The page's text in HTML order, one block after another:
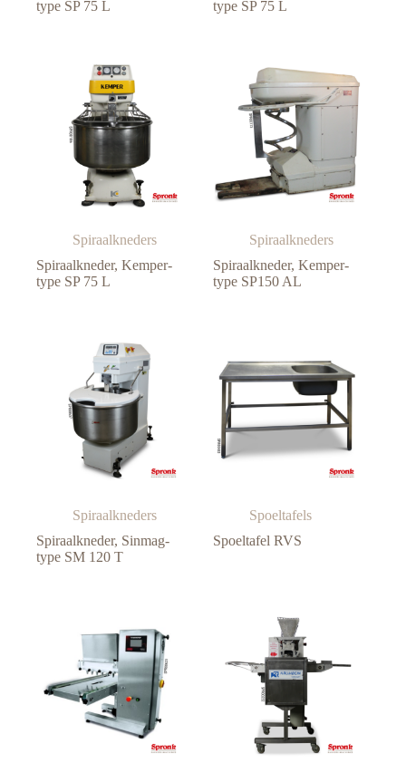
type SP 75 L
type SP 75 L
Spiraalkneders
Spiraalkneder, Kemper-
type SP 75 L
Spiraalkneders
Spiraalkneder, Kemper-
type SP150 AL
Spiraalkneders
Spiraalkneder, Sinmag-
type SM 120 T
Spoeltafels
Spoeltafel RVS